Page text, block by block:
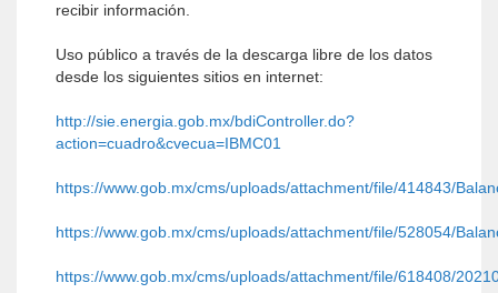
recibir información.
Uso público a través de la descarga libre de los datos
desde los siguientes sitios en internet:
http://sie.energia.gob.mx/bdiController.do?
action=cuadro&cvecua=IBMC01
https://www.gob.mx/cms/uploads/attachment/file/414843/
https://www.gob.mx/cms/uploads/attachment/file/528054/
https://www.gob.mx/cms/uploads/attachment/file/618408/